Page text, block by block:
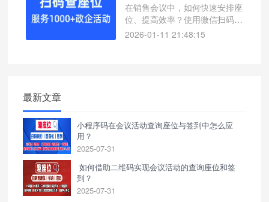
在销售会议中，如何快速安排座
位、提高效率？使用微信扫码查
座位系统，一键查询座位号，支
2026-01-11 21:48:15
最新文章
小程序码在会议活动查询座位与签到中怎么应
用？
2025-07-31
如何借助二维码实现会议活动的查询座位和签
到？
2025-07-31